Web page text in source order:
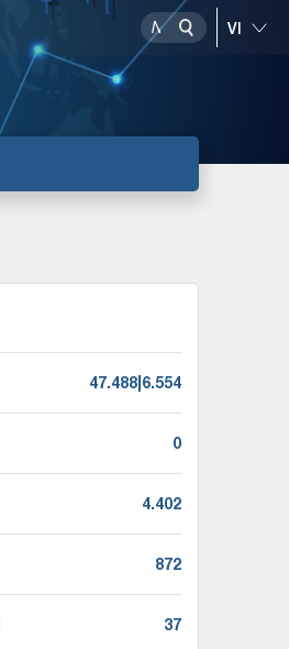
47.488|6.554
0
4.402
872
37